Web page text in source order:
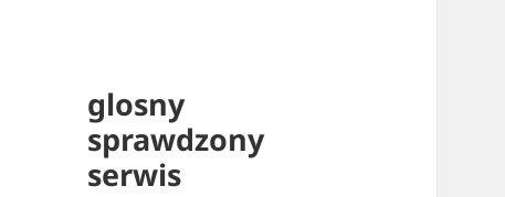
glosny
sprawdzony
serwis